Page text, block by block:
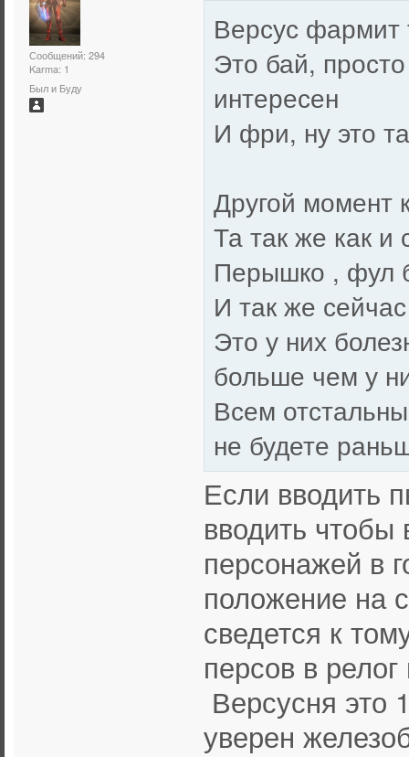
Сообщений: 294
Karma: 1
Был и Буду
Версус фармит
Это бай,
интересен
И фри, ну это
Другой момент
Та так же как
Перышко , фул
И так же
Это у них
больше чем у
Всем
не будете
Если вводить
вводить
персонажей в
положение на
сведется к
персов в
Версусня это
уверен